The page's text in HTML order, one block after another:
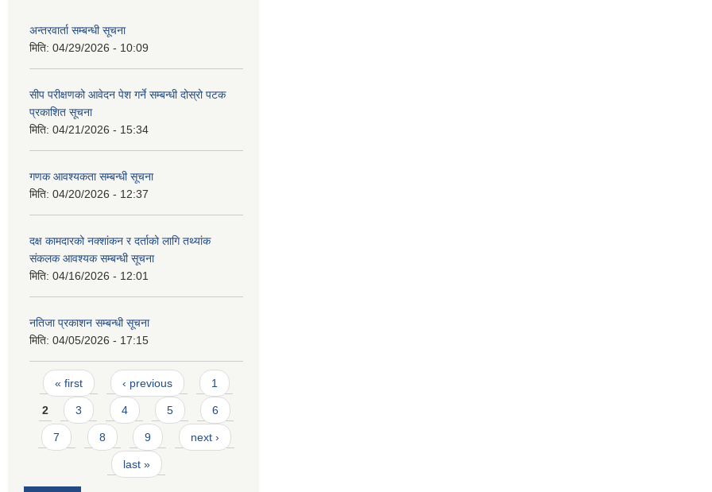
अन्तरवार्ता सम्बन्धी सूचना
मिति: 04/29/2026 - 10:09
सीप परीक्षणको आवेदन पेश गर्ने सम्बन्धी दोस्रो पटक
प्रकाशित सूचना
मिति: 04/21/2026 - 15:34
गणक आवश्यकता सम्बन्धी सूचना
मिति: 04/20/2026 - 12:37
दक्ष कामदारको नक्शांकन र दर्ताको लागि तथ्यांक
संकलक आवश्यक सम्बन्धी सूचना
मिति: 04/16/2026 - 12:01
नतिजा प्रकाशन सम्बन्धी सूचना
मिति: 04/05/2026 - 17:15
Pages
« first ‹ previous 1
2 3 4 5 6
7 8 9 next ›
last »